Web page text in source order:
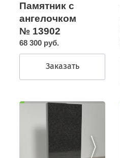
Памятник с
ангелочком
№ 13902
68 300 руб.
Заказать